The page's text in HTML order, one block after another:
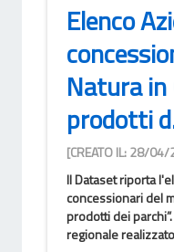
Elenco
Natura
prodotti
[CREATO IL: 28/
Il Dataset riporta
concessionari del
prodotti dei
regionale